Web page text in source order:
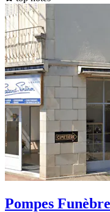
Pompes